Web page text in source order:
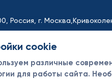
Россия, г. Москва,
621-35-95
cookie
различные
для работы сайта.